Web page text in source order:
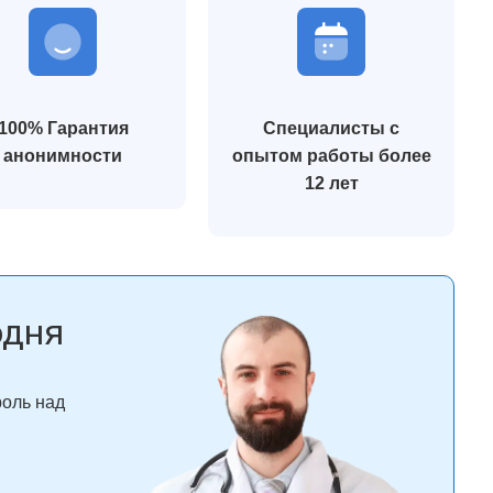
100% Гарантия
анонимности
Специалисты с
опытом работы более
12 лет
над